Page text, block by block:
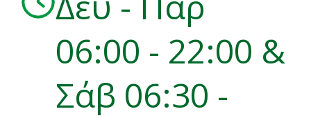
06:00 - 22:00 &
Σάβ 06:30 -